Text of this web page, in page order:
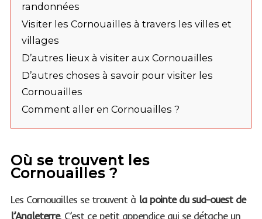
randonnées
Visiter les Cornouailles à travers les villes et
villages
D’autres lieux à visiter aux Cornouailles
D’autres choses à savoir pour visiter les
Cornouailles
Comment aller en Cornouailles ?
Où se trouvent les
Cornouailles ?
Les Cornouailles se trouvent à la pointe du sud-ouest de
l’Angleterre. C’est ce petit appendice qui se détache un